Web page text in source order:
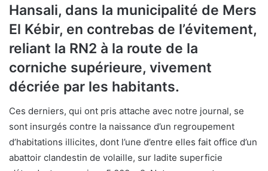
Hansali, dans la municipalité de Mers
El Kébir, en contrebas de l’évitement,
reliant la RN2 à la route de la
corniche supérieure, vivement
décriée par les habitants.
Ces derniers, qui ont pris attache avec notre journal, se
sont insurgés contre la naissance d’un regroupement
d’habitations illicites, dont l’une d’entre elles fait office d’un
abattoir clandestin de volaille, sur ladite superficie